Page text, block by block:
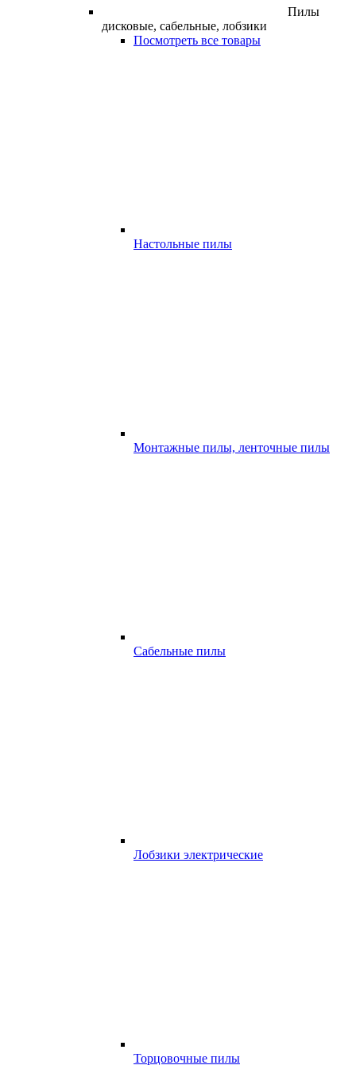
Пилы
дисковые, сабельные, лобзики
Посмотреть все товары
Настольные пилы
Монтажные пилы, ленточные пилы
Сабельные пилы
Лобзики электрические
Торцовочные пилы